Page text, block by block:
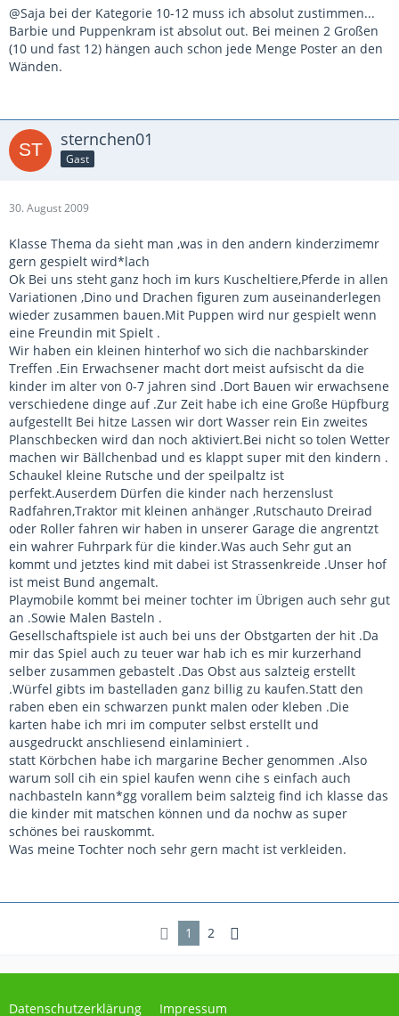
@Saja bei der Kategorie 10-12 muss ich absolut zustimmen...
Barbie und Puppenkram ist absolut out. Bei meinen 2 Großen
(10 und fast 12) hängen auch schon jede Menge Poster an den
Wänden.
sternchen01
Gast
30. August 2009
Klasse Thema da sieht man ,was in den andern kinderzimemr
gern gespielt wird*lach
Ok Bei uns steht ganz hoch im kurs Kuscheltiere,Pferde in allen
Variationen ,Dino und Drachen figuren zum auseinanderlegen
wieder zusammen bauen.Mit Puppen wird nur gespielt wenn
eine Freundin mit Spielt .
Wir haben ein kleinen hinterhof wo sich die nachbarskinder
Treffen .Ein Erwachsener macht dort meist aufsischt da die
kinder im alter von 0-7 jahren sind .Dort Bauen wir erwachsene
verschiedene dinge auf .Zur Zeit habe ich eine Große Hüpfburg
aufgestellt Bei hitze Lassen wir dort Wasser rein Ein zweites
Planschbecken wird dan noch aktiviert.Bei nicht so tolen Wetter
machen wir Bällchenbad und es klappt super mit den kindern .
Schaukel kleine Rutsche und der speilpaltz ist
perfekt.Auserdem Dürfen die kinder nach herzenslust
Radfahren,Traktor mit kleinen anhänger ,Rutschauto Dreirad
oder Roller fahren wir haben in unserer Garage die angrentzt
ein wahrer Fuhrpark für die kinder.Was auch Sehr gut an
kommt und jetztes kind mit dabei ist Strassenkreide .Unser hof
ist meist Bund angemalt.
Playmobile kommt bei meiner tochter im Übrigen auch sehr gut
an .Sowie Malen Basteln .
Gesellschaftspiele ist auch bei uns der Obstgarten der hit .Da
mir das Spiel auch zu teuer war hab ich es mir kurzerhand
selber zusammen gebastelt .Das Obst aus salzteig erstellt
.Würfel gibts im bastelladen ganz billig zu kaufen.Statt den
raben eben ein schwarzen punkt malen oder kleben .Die
karten habe ich mri im computer selbst erstellt und
ausgedruckt anschliesend einlaminiert .
statt Körbchen habe ich margarine Becher genommen .Also
warum soll cih ein spiel kaufen wenn cihe s einfach auch
nachbasteln kann*gg vorallem beim salzteig find ich klasse das
die kinder mit matschen können und da nochw as super
schönes bei rauskommt.
Was meine Tochter noch sehr gern macht ist verkleiden.
1 2
Datenschutzerklärung Impressum